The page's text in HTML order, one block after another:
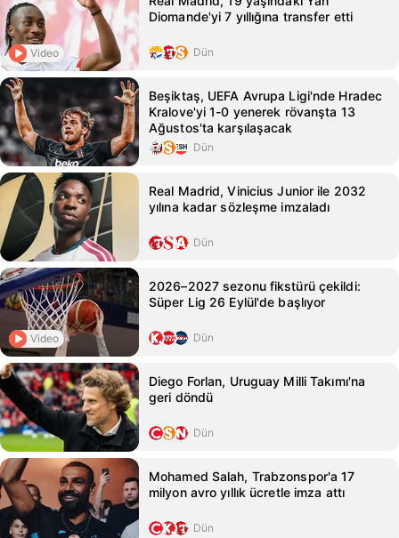
Video
Diomande'yi 7 yıllığına transfer etti
Dün
Beşiktaş, UEFA Avrupa Ligi'nde Hradec
Kralove'yi 1-0 yenerek rövanşta 13
Ağustos'ta karşılaşacak
Dün
Real Madrid, Vinicius Junior ile 2032
yılına kadar sözleşme imzaladı
Dün
Video
2026–2027 sezonu fikstürü çekildi:
Süper Lig 26 Eylül'de başlıyor
Dün
Diego Forlan, Uruguay Milli Takımı'na
geri döndü
Dün
Mohamed Salah, Trabzonspor'a 17
milyon avro yıllık ücretle imza attı
Dün